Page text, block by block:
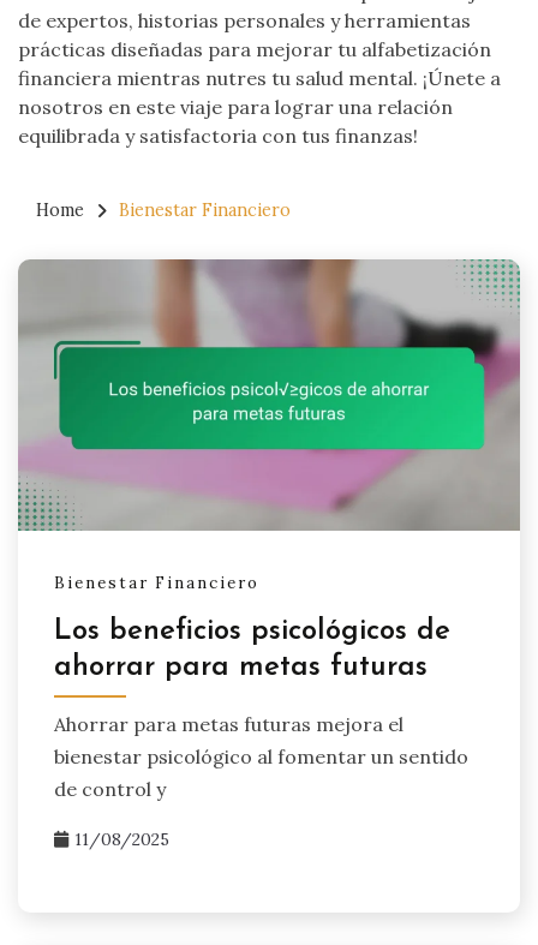
de expertos, historias personales y herramientas
prácticas diseñadas para mejorar tu alfabetización
financiera mientras nutres tu salud mental. ¡Únete a
nosotros en este viaje para lograr una relación
equilibrada y satisfactoria con tus finanzas!
Home Bienestar Financiero
Bienestar Financiero
Los beneficios psicológicos de
ahorrar para metas futuras
Ahorrar para metas futuras mejora el
bienestar psicológico al fomentar un sentido
de control y
11/08/2025